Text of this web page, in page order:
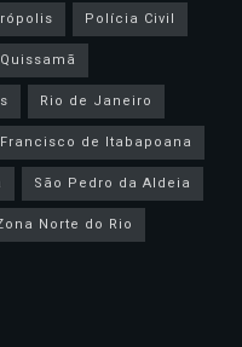
Polícia Civil
Quissamã
Rio de Janeiro
de Itabapoana
São Pedro da Aldeia
Norte do Rio